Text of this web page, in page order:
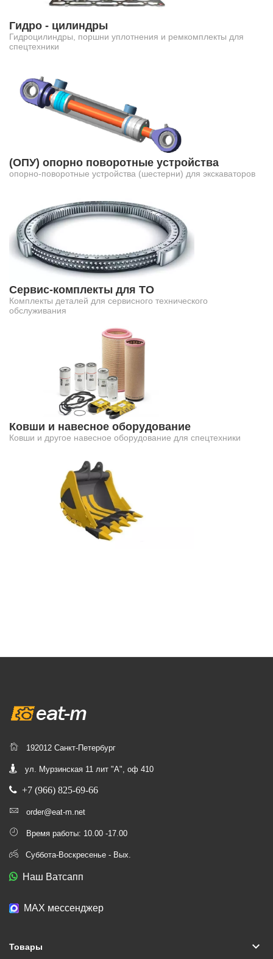
Гидро - цилиндры
Гидроцилиндры, поршни уплотнения и ремкомплекты для
спецтехники
(ОПУ) опорно поворотные устройства
опорно-поворотные устройства (шестерни) для экскаваторов
Сервис-комплекты для ТО
Комплекты деталей для сервисного технического
обслуживания
Ковши и навесное оборудование
Ковши и другое навесное оборудование для спецтехники
192012 Санкт-Петербург
ул. Мурзинская 11 лит "А", оф 410
+7 (966) 825-69-66
order@eat-m.net
Время работы: 10.00 -17.00
Суббота-Воскресенье - Вых.
Наш Ватсапп
МАХ мессенджер
Товары keyboard_arrow_down